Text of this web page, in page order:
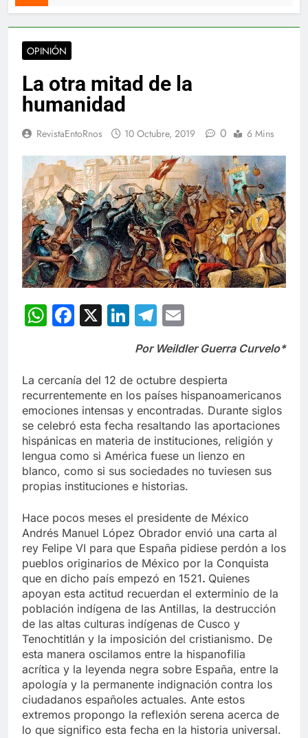
OPINIÓN
La otra mitad de la
humanidad
RevistaEntoRnos 10 Octubre, 2019 0 6 Mins
WhatsApp
Facebook
X LinkedIn
Telegram
Por Weildler Guerra Curvelo*
La cercanía del 12 de octubre despierta
recurrentemente en los países hispanoamericanos
emociones intensas y encontradas. Durante siglos
se celebró esta fecha resaltando las aportaciones
hispánicas en materia de instituciones, religión y
lengua como si América fuese un lienzo en
blanco, como si sus sociedades no tuviesen sus
propias instituciones e historias.
Hace pocos meses el presidente de México
Andrés Manuel López Obrador envió una carta al
rey Felipe VI para que España pidiese perdón a los
pueblos originarios de México por la Conquista
que en dicho país empezó en 1521. Quienes
apoyan esta actitud recuerdan el exterminio de la
población indígena de las Antillas, la destrucción
de las altas culturas indígenas de Cusco y
Tenochtitlán y la imposición del cristianismo. De
esta manera oscilamos entre la hispanofilia
acrítica y la leyenda negra sobre España, entre la
apología y la permanente indignación contra los
ciudadanos españoles actuales. Ante estos
extremos propongo la reflexión serena acerca de
lo que significo esta fecha en la historia universal.